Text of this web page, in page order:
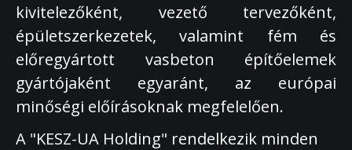
kivitelezőként, vezető tervezőként,
épületszerkezetek, valamint fém és
előregyártott vasbeton építőelemek
gyártójaként egyaránt, az európai
minőségi előírásoknak megfelelően.
A "KESZ-UA Holding" rendelkezik minden